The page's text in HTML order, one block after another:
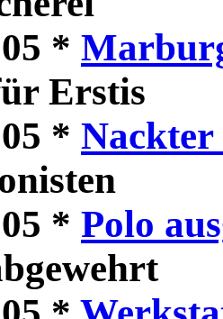
*
Erstis
* Nackter
* Polo